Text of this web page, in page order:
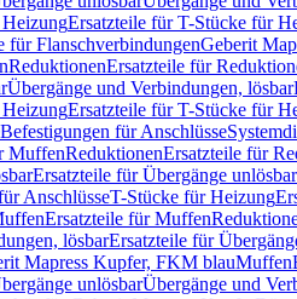
Ersatzteile für T-Stücke für
für FlanschverbindungenGeberit
ReduktionenErsatzteile für
Übergänge und Verbindungen, lösbar
Ersatzteile für T-Stücke für
Befestigungen für Anschlüsse
MuffenReduktionenErsatzteile für
Ersatzteile für Übergänge unlösbar
AnschlüsseT-Stücke für Heizung
Ersatzteile für Muffen
lösbarErsatzteile für
Mapress Kupfer, FKM blauMuffen
unlösbarÜbergänge und